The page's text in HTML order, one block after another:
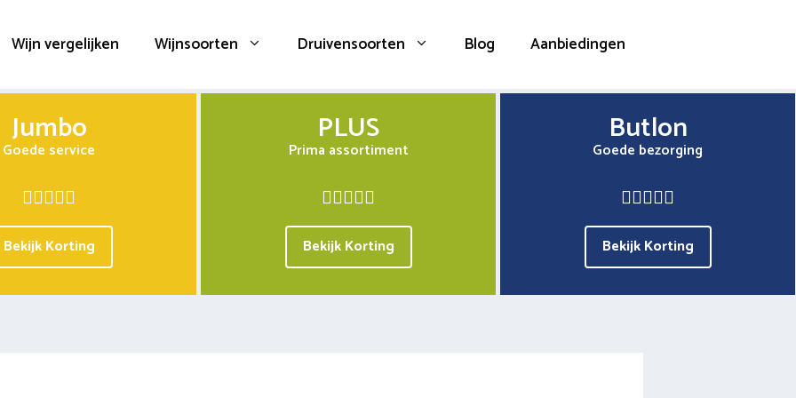
Wijn vergelijken Wijnsoorten Druivensoorten Blog Aanbiedingen
Jumbo
Goede service
Bekijk Korting
PLUS
Prima assortiment
Bekijk Korting
Butlon
Goede bezorging
Bekijk Korting